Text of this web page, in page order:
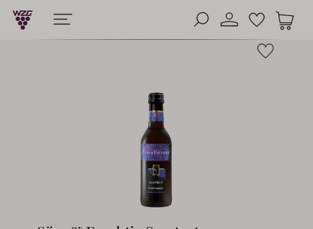
springenLieferung in 1-3 Werktagen Versandkostenfrei bei Bestellungen ab